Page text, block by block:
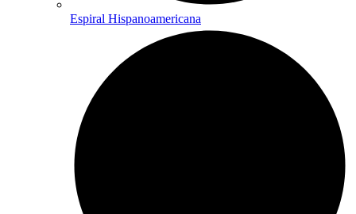
Espiral Hispanoamericana